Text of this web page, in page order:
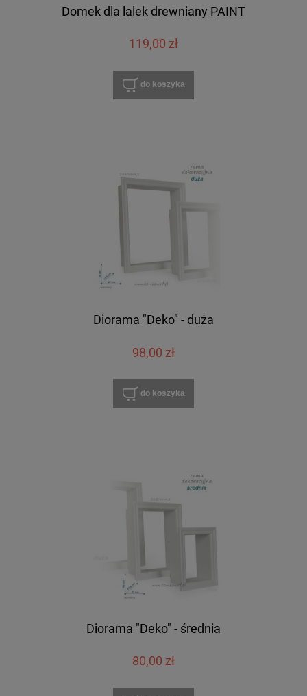
Domek dla lalek drewniany PAINT
119,00 zł
do koszyka
Diorama "Deko" - duża
98,00 zł
do koszyka
Diorama "Deko" - średnia
80,00 zł